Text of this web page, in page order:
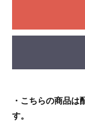
・こちらの商品は
す。